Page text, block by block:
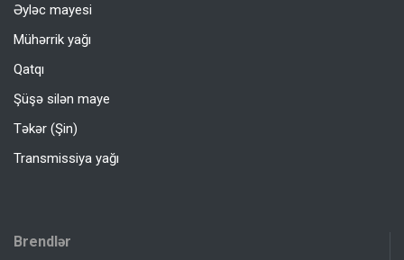
Əyləc mayesi
Mühərrik yağı
Qatqı
Şüşə silən maye
Təkər (Şin)
Transmissiya yağı
Brendlər